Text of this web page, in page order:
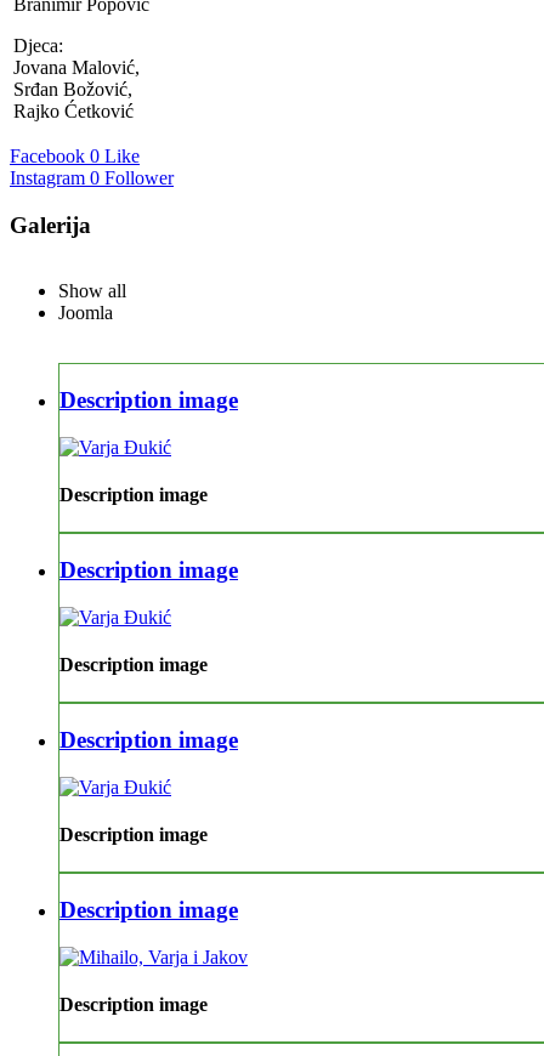
Djeca:
Jovana Malović,
Srđan Božović,
Rajko Ćetković
Facebook 0 Like
Instagram 0 Follower
Galerija
Show all
Joomla
Description image
Description image
Description image
Description image
Description image
Description image
Description image
Description image